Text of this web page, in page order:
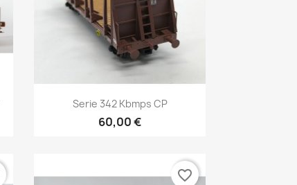
Vista rápida
Serie 342 Kbmps CP
60,00 €
favorite_border